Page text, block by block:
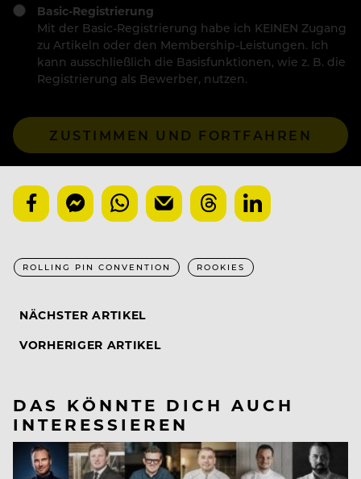
Basic-Registrierung
Mit der Basic-Registrierung habe ich KEINEN Zugang
zu Artikeln oder den Membership-Leistungen. Ich
kann ausschließlich die Basisfunktionen, wie z. B. die
Registrierung als Bewerber, nutzen.
ZUSTIMMEN UND FORTFAHREN
ROLLING PIN CONVENTION ROOKIES
NÄCHSTER ARTIKEL
VORHERIGER ARTIKEL
DAS KÖNNTE DICH AUCH
INTERESSIEREN